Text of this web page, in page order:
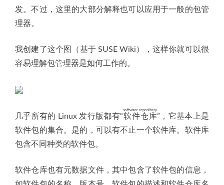
发。不过，这里的大部分解释也可以应用于一般的包管
理器。
我创建了这个图（基于 SUSE Wiki），这样你就可以很
容易理解包管理器是如何工作的。
几乎所有的 Linux 发行版都有“软件仓库
software repository
”，它基本上是
软件包的集合。是的，可以有不止一个软件库。软件库
包含不同种类的软件包。
软件仓库也有元数据文件，其中包含了软件包的信息，